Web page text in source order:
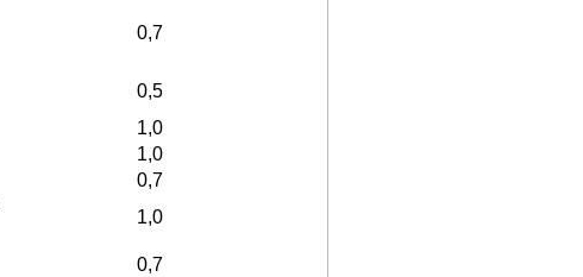
0,7
0,5
1,0
1,0
0,7
1,0
0,7